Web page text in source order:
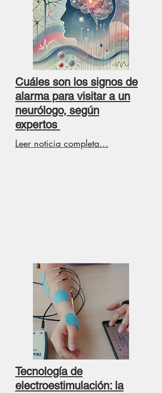
Cuáles son los signos de
alarma para visitar a un
neurólogo, según
expertos
Leer noticia completa...
Tecnología de
electroestimulación: la